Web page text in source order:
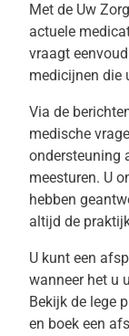
Met de Uw
actuele
vraagt
medicijnen die
Via de
medische
ondersteuning
meesturen. U
hebben
altijd de
U kunt een
wanneer het u
Bekijk de lege
en boek een